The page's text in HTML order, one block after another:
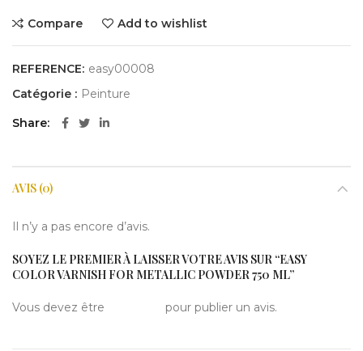
Compare Add to wishlist
REFERENCE: easy00008
Catégorie : Peinture
Share
AVIS (0)
Il n’y a pas encore d’avis.
SOYEZ LE PREMIER À LAISSER VOTRE AVIS SUR “EASY
COLOR VARNISH FOR METALLIC POWDER 750 ML”
Vous devez être pour publier un avis.